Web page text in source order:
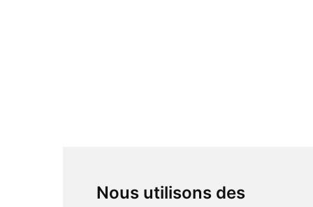
Nous utilisons des